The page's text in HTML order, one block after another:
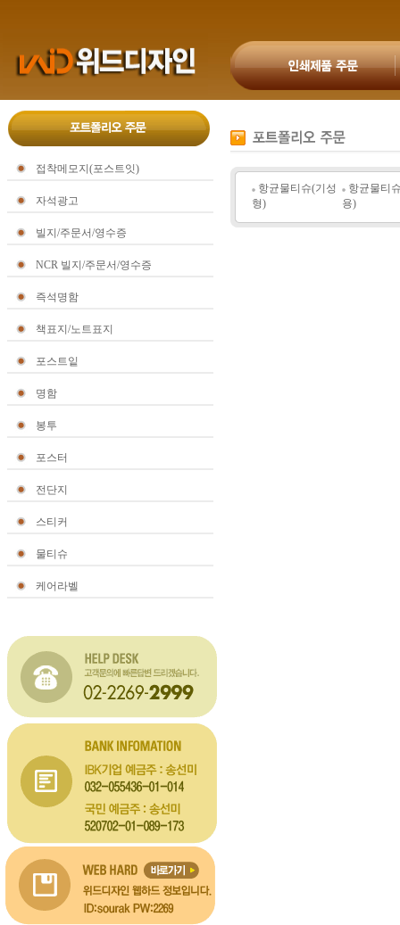
접착메모지(포스트잇)
자석광고
빌지/주문서/영수증
NCR 빌지/주문서/영수증
즉석명함
책표지/노트표지
포스트잍
명함
봉투
포스터
전단지
스티커
물티슈
케어라벨
항균물티슈(기성
형)
항균물티
용)